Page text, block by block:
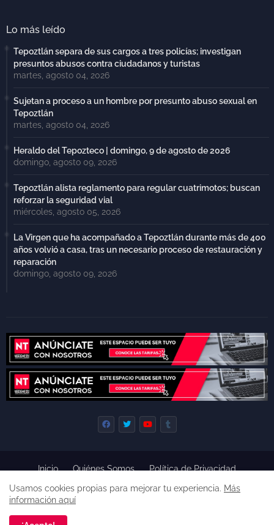
Lo más leído
Tepoztlán separa de sus cargos a tres policías; investigan
presuntos abusos contra ciudadanos y turistas
martes, agosto 04, 2026
Sujetan a proceso a un hombre por presunto abuso sexual en
Tepoztlán
martes, agosto 04, 2026
Heraldo del Tepozteco | domingo, 9 de agosto de 2026
domingo, agosto 09, 2026
Tepoztlán alista reglamento para regular cuatrimotos; buscan
reforzar la seguridad vial
miércoles, agosto 05, 2026
La Virgen que ha acompañado a Tepoztlán durante más de 400
años volvió a casa, tras un necesario proceso de restauración y
reparación
domingo, agosto 09, 2026
Derechos reservados, 2022 -
Inicio Quiénes Somos
Política de Privacidad
Derecho de Réplica
Términos y Condiciones de Uso
Usamos cookies propias para mejorar tu experiencia. Más
información aquí